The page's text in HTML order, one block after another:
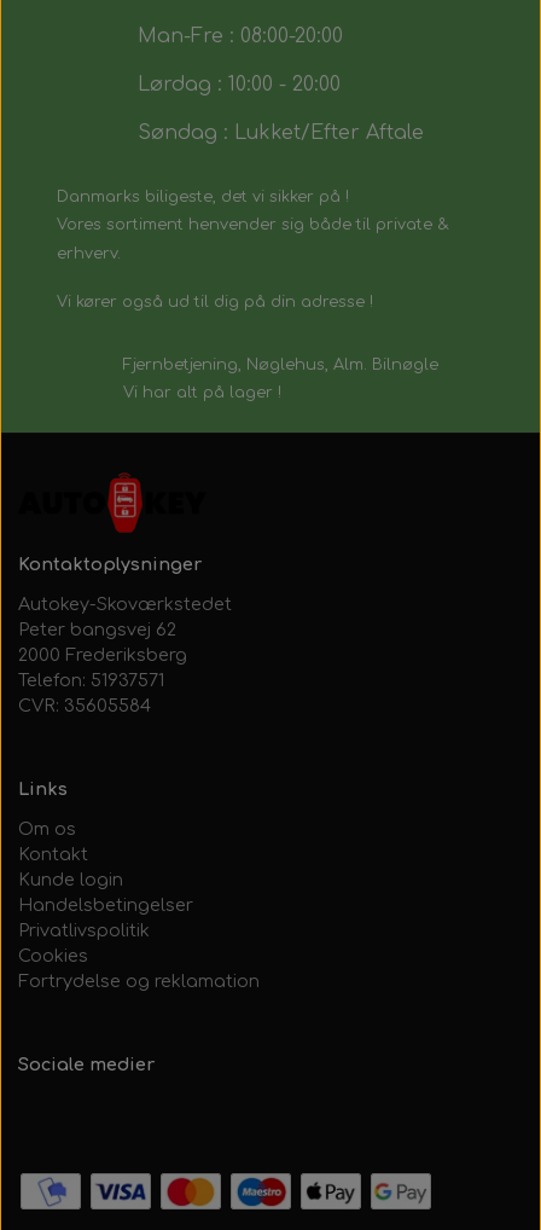
Man-Fre : 08:00-20:00
Lørdag : 10:00 - 20:00
Søndag : Lukket/Efter Aftale
Danmarks biligeste, det vi sikker på !
Vores sortiment henvender sig både til private &
erhverv.
Vi kører også ud til dig på din adresse !
Fjernbetjening, Nøglehus, Alm. Bilnøgle
Vi har alt på lager !
Kontaktoplysninger
Autokey-Skoværkstedet
Peter bangsvej 62
2000 Frederiksberg
Telefon: 51937571
CVR: 35605584
Links
Om os
Kontakt
Kunde login
Handelsbetingelser
Privatlivspolitik
Cookies
Fortrydelse og reklamation
Sociale medier